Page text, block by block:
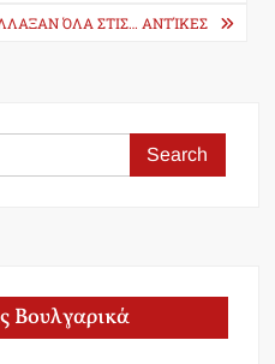
ΌΛΑ ΣΤΙΣ… ΑΝΤΊΚΕΣ
Search
for:
Βουλγαρικά